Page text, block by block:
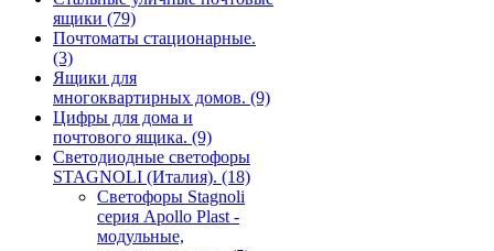
ящики (79)
Почтоматы стационарные.
(3)
Ящики для
многоквартирных домов. (9)
Цифры для дома и
почтового ящика. (9)
Светодиодные светофоры
STAGNOLI (Италия). (18)
Светофоры Stagnoli
серия Apollo Plast -
модульные,